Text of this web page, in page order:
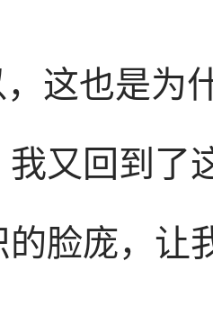
这也是为
我又回到了
的脸庞，让